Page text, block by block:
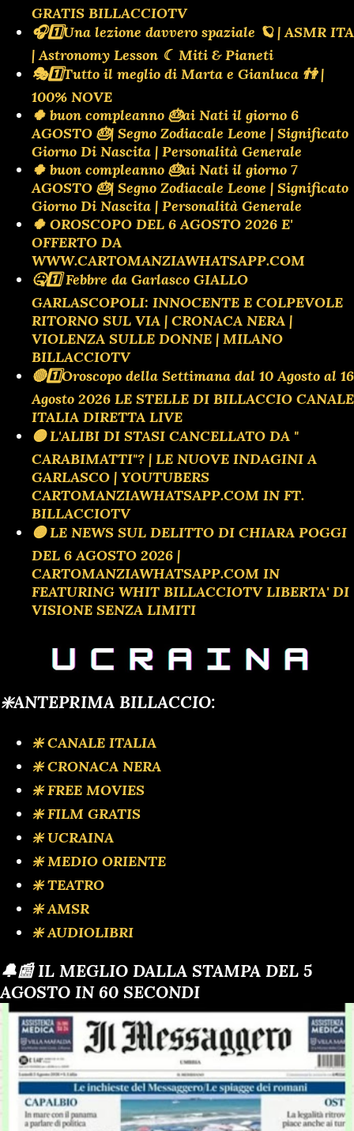
GRATIS BILLACCIOTV
🎧1️⃣Una lezione davvero spaziale 🪐 | ASMR ITA
| Astronomy Lesson ☾ Miti & Pianeti
🎭1️⃣Tutto il meglio di Marta e Gianluca 👫 |
100% NOVE
🍀 buon compleanno 🎂ai Nati il giorno 6
AGOSTO 🎂| Segno Zodiacale Leone | Significato
Giorno Di Nascita | Personalità Generale
🍀 buon compleanno 🎂ai Nati il giorno 7
AGOSTO 🎂| Segno Zodiacale Leone | Significato
Giorno Di Nascita | Personalità Generale
🍀 OROSCOPO DEL 6 AGOSTO 2026 E'
OFFERTO DA
WWW.CARTOMANZIAWHATSAPP.COM
🤒1️⃣ Febbre da Garlasco GIALLO
GARLASCOPOLI: INNOCENTE E COLPEVOLE
RITORNO SUL VIA | CRONACA NERA |
VIOLENZA SULLE DONNE | MILANO
BILLACCIOTV
🔴1️⃣Oroscopo della Settimana dal 10 Agosto al 16
Agosto 2026 LE STELLE DI BILLACCIO CANALE
ITALIA DIRETTA LIVE
🟡 L'ALIBI DI STASI CANCELLATO DA "
CARABIMATTI"? | LE NUOVE INDAGINI A
GARLASCO | YOUTUBERS
CARTOMANZIAWHATSAPP.COM IN FT.
BILLACCIOTV
🟡 LE NEWS SUL DELITTO DI CHIARA POGGI
DEL 6 AGOSTO 2026 |
CARTOMANZIAWHATSAPP.COM IN
FEATURING WHIT BILLACCIOTV LIBERTA' DI
VISIONE SENZA LIMITI
❇️ANTEPRIMA BILLACCIO:
❇️ CANALE ITALIA
❇️ CRONACA NERA
❇️ FREE MOVIES
❇️ FILM GRATIS
❇️ UCRAINA
❇️ MEDIO ORIENTE
❇️ TEATRO
❇️ AMSR
❇️ AUDIOLIBRI
🔔📰 IL MEGLIO DALLA STAMPA DEL 5
AGOSTO IN 60 SECONDI